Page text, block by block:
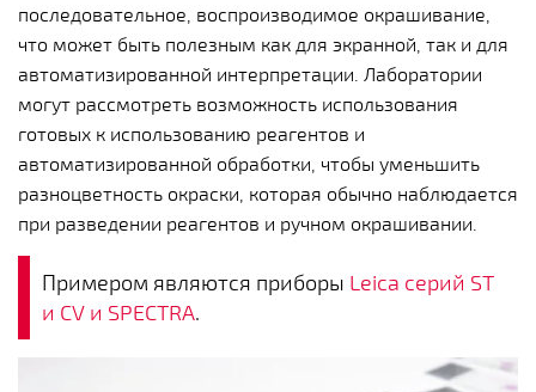
последовательное, воспроизводимое окрашивание,
что может быть полезным как для экранной, так и для
автоматизированной интерпретации. Лаборатории
могут рассмотреть возможность использования
готовых к использованию реагентов и
автоматизированной обработки, чтобы уменьшить
разноцветность окраски, которая обычно наблюдается
при разведении реагентов и ручном окрашивании.
Примером являются приборы Leica серий ST
и CV и SPECTRA.